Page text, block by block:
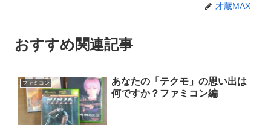
才蔵MAX
おすすめ関連記事
ファミコン
あなたの「テクモ」の思い出は
何ですか？ファミコン編